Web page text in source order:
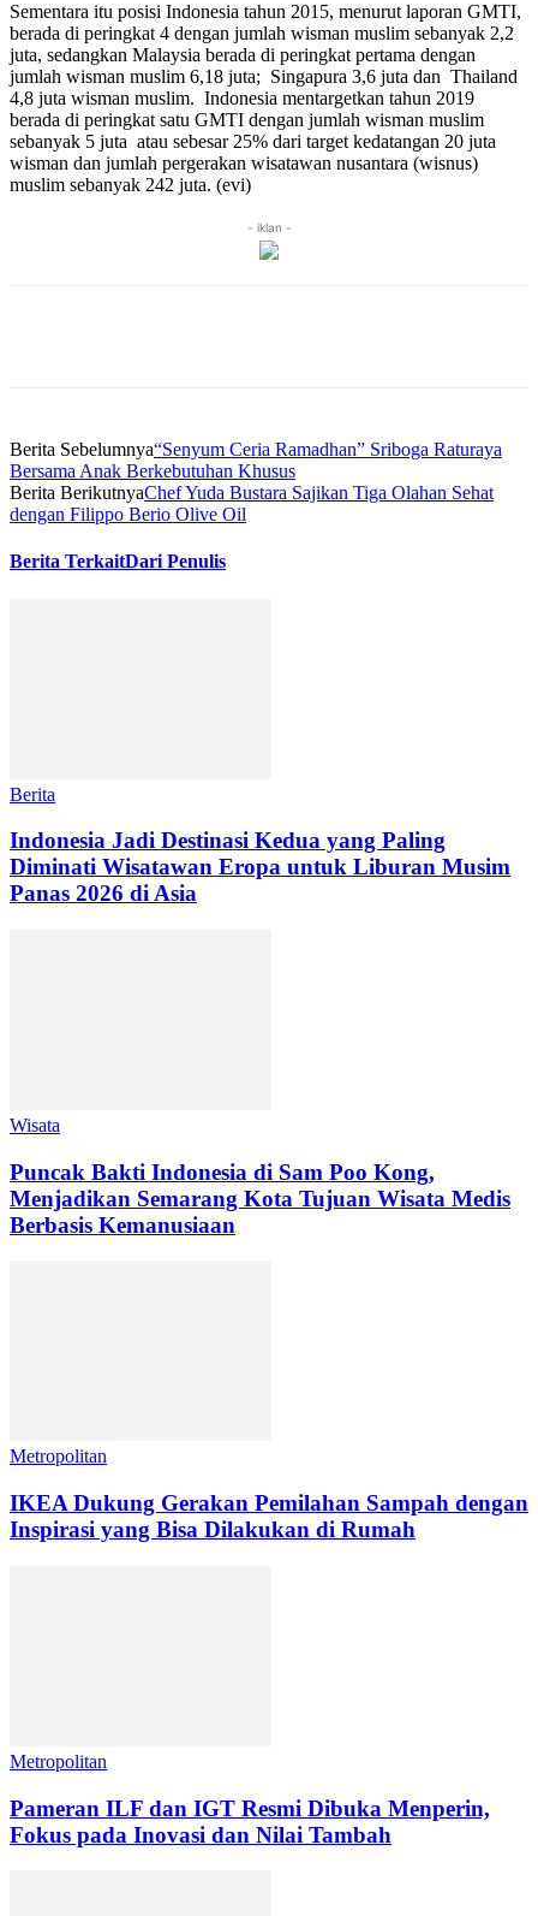
Sementara itu posisi Indonesia tahun 2015, menurut laporan GMTI,
berada di peringkat 4 dengan jumlah wisman muslim sebanyak 2,2
juta, sedangkan Malaysia berada di peringkat pertama dengan
jumlah wisman muslim 6,18 juta; Singapura 3,6 juta dan Thailand
4,8 juta wisman muslim. Indonesia mentargetkan tahun 2019
berada di peringkat satu GMTI dengan jumlah wisman muslim
sebanyak 5 juta atau sebesar 25% dari target kedatangan 20 juta
wisman dan jumlah pergerakan wisatawan nusantara (wisnus)
muslim sebanyak 242 juta. (evi)
- iklan -
Berita Sebelumnya“Senyum Ceria Ramadhan” Sriboga Raturaya
Bersama Anak Berkebutuhan Khusus
Berita BerikutnyaChef Yuda Bustara Sajikan Tiga Olahan Sehat
dengan Filippo Berio Olive Oil
Berita TerkaitDari Penulis
Berita
Indonesia Jadi Destinasi Kedua yang Paling
Diminati Wisatawan Eropa untuk Liburan Musim
Panas 2026 di Asia
Wisata
Puncak Bakti Indonesia di Sam Poo Kong,
Menjadikan Semarang Kota Tujuan Wisata Medis
Berbasis Kemanusiaan
Metropolitan
IKEA Dukung Gerakan Pemilahan Sampah dengan
Inspirasi yang Bisa Dilakukan di Rumah
Metropolitan
Pameran ILF dan IGT Resmi Dibuka Menperin,
Fokus pada Inovasi dan Nilai Tambah